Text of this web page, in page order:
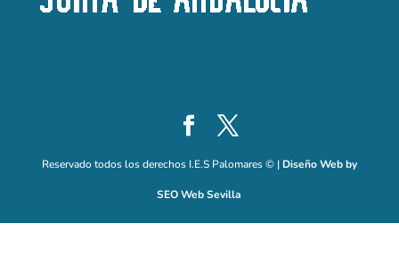
Reservado todos los derechos I.E.S Palomares © | Diseño Web by